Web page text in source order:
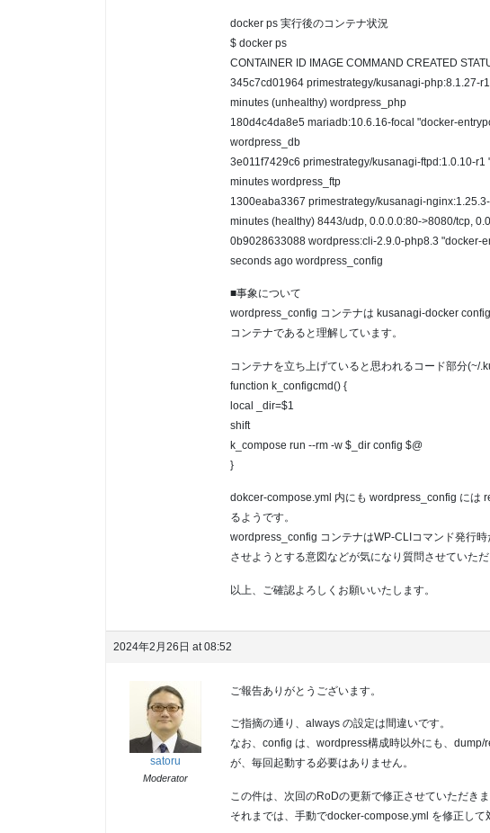
docker ps 実行後のコンテナ状況
$ docker ps
CONTAINER ID IMAGE COMMAND CREATED
345c7cd01964 primestrategy/kusanagi-php:8.1.27-
minutes (unhealthy) wordpress_php
180d4c4da8e5 mariadb:10.6.16-focal "docker-
wordpress_db
3e011f7429c6 primestrategy/kusanagi-ftpd:1.0.10-
minutes wordpress_ftp
1300eaba3367 primestrategy/kusanagi-
minutes (healthy) 8443/udp, 0.0.0.0:80->8080/tcp,
0b9028633088 wordpress:cli-2.9.0-php8.3
seconds ago wordpress_config
■事象について
wordpress_config コンテナは kusanagi-docker
コンテナであると理解しています。
コンテナを立ち上げていると思われるコード部分(~/
function k_configcmd() {
local _dir=$1
shift
k_compose run --rm -w $_dir config $@
}
dokcer-compose.yml 内にも wordpress_config には
るようです。
wordpress_config コンテナはWP-CLIコマンド発行
させようとする意図などが気になり質問させていただ
以上、ご確認よろしくお願いいたします。
2024年2月26日 at 08:52
satoru
Moderator
ご報告ありがとうございます。
ご指摘の通り、always の設定は間違いです。
なお、config は、wordpress構成時以外にも、
が、毎回起動する必要はありません。
この件は、次回のRoDの更新で修正させていただきま
それまでは、手動でdocker-compose.yml を修正して